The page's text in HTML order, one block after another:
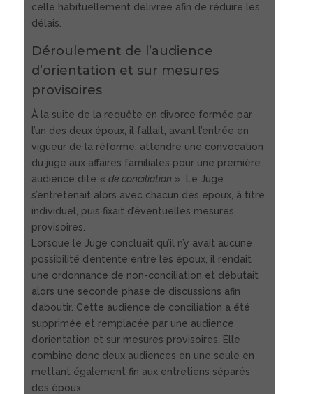
celle habituellement délivrée afin de réduire les
délais.
Déroulement de l’audience
d’orientation et sur mesures
provisoires
À la suite de la requête en divorce formée par
l’un des deux époux, il fallait, avant l’entrée en
vigueur de la réforme, attendre une convocation
du juge aux affaires familiales pour une première
audience dite « de conciliation ». Le Juge
s’entretenait alors avec chacun des époux, à titre
individuel, puis fixait d’éventuelles mesures
provisoires.
Lorsque le Juge concluait qu’il n’y avait aucune
possibilité d’entente entre les époux, il rendait
une ordonnance de non-conciliation et débutait
alors une seconde phase de discussions afin
d’aboutir. Cette audience de conciliation a été
supprimée et remplacée par une audience
d’orientation et sur mesures provisoires. Elle
combine donc deux audiences en une seule en
mettant également fin aux entretiens séparés
des époux.